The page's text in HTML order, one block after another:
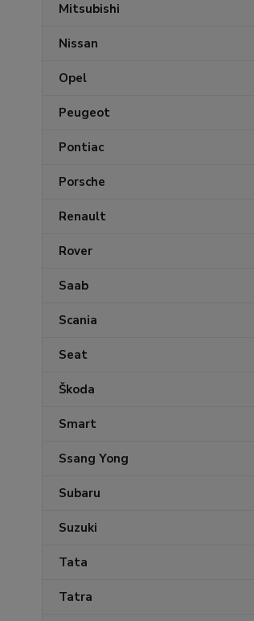
Mitsubishi
Nissan
Opel
Peugeot
Pontiac
Porsche
Renault
Rover
Saab
Scania
Seat
Škoda
Smart
Ssang Yong
Subaru
Suzuki
Tata
Tatra